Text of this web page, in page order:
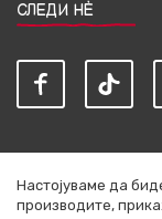
СЛЕДИ НЀ
Настојуваме да
производите,